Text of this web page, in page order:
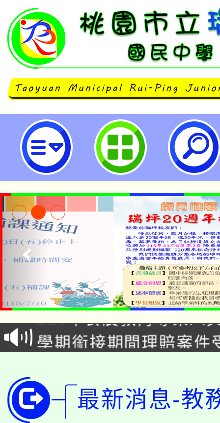
112學年度暑期輔導課表及教室位
坪國民中學
淨零綠生活教案入校路
會
115年食農教育專業人
程
學期銜接期間理賠案件
版
公告本校115學年度第
代理(課)教師甄選結果(
「2026金融保險知識
最新消息-教